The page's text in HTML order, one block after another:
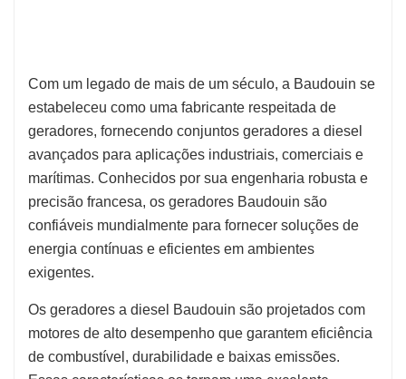
Com um legado de mais de um século, a Baudouin se
estabeleceu como uma fabricante respeitada de
geradores, fornecendo conjuntos geradores a diesel
avançados para aplicações industriais, comerciais e
marítimas. Conhecidos por sua engenharia robusta e
precisão francesa, os geradores Baudouin são
confiáveis mundialmente para fornecer soluções de
energia contínuas e eficientes em ambientes
exigentes.
Os geradores a diesel Baudouin são projetados com
motores de alto desempenho que garantem eficiência
de combustível, durabilidade e baixas emissões.